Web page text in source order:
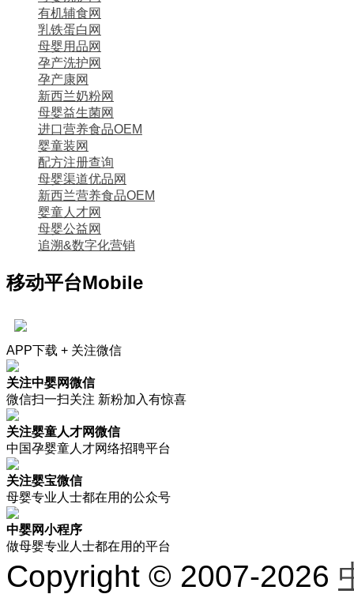
有机辅食网
乳铁蛋白网
母婴用品网
孕产洗护网
孕产康网
新西兰奶粉网
母婴益生菌网
进口营养食品OEM
婴童装网
配方注册查询
母婴渠道优品网
新西兰营养食品OEM
婴童人才网
母婴公益网
追溯&数字化营销
移动平台Mobile
APP下载 + 关注微信
关注中婴网微信
微信扫一扫关注 新粉加入有惊喜
关注婴童人才网微信
中国孕婴童人才网络招聘平台
关注婴宝微信
母婴专业人士都在用的公众号
中婴网小程序
做母婴专业人士都在用的平台
Copyright © 2007-2026